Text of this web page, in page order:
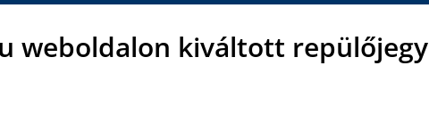
weboldalon kiváltott repülőjegy